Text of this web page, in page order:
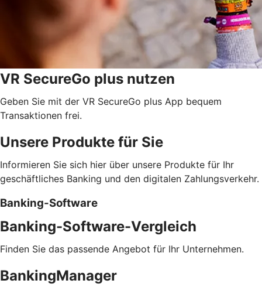
VR SecureGo plus nutzen
Geben Sie mit der VR SecureGo plus App bequem
Transaktionen frei.
Unsere Produkte für Sie
Informieren Sie sich hier über unsere Produkte für Ihr
geschäftliches Banking und den digitalen Zahlungsverkehr.
Banking-Software
Banking-Software-Vergleich
Finden Sie das passende Angebot für Ihr Unternehmen.
BankingManager